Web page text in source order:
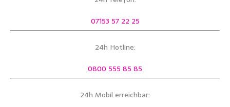
07153 57 22 25
24h Hotline:
0800 555 85 85
24h Mobil erreichbar: